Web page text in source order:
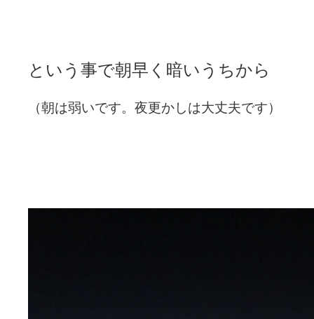
という事で朝早く暗いうちから
（朝は弱いです。夜更かしは大丈夫です）